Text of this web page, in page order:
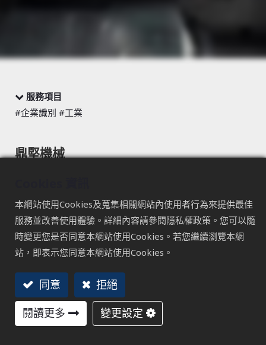
服務項目
#企業識別 #工業
鼎堅機械
「頂真」一詞，源自閩南語 *tíng-tsin*，代表對事物全心投
入、嚴謹以對的精神。這份態度，正如鼎堅企業一路以來的
行事準則，不輕忽任何細節，也不對品質妥協。
在鼎堅機械，無論是一項產品，或是一項服務，都承載著對
法，更是一種長年累積而成的企業文化，支撐著鼎堅在工藝
之路上，穩健前行。
本網站使用Cookies及蒐集相關網站內使用者行為來提供最佳
服務並改善使用體驗。詳細內容請參閱隱私權政策。您可以隨
時變更您是否同意本網站使用Cookies。若您繼續瀏覽本網
站，即表示您同意本網站使用Cookies。
同意
拒絕
閱讀更多
變更設定